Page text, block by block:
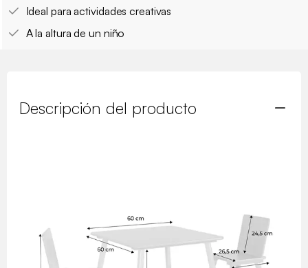
Ideal para actividades creativas
A la altura de un niño
Descripción del producto